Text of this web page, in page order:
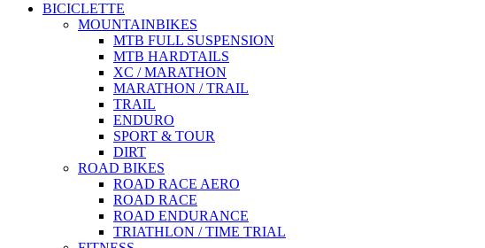
BICICLETTE
MOUNTAINBIKES
MTB FULL SUSPENSION
MTB HARDTAILS
XC / MARATHON
MARATHON / TRAIL
TRAIL
ENDURO
SPORT & TOUR
DIRT
ROAD BIKES
ROAD RACE AERO
ROAD RACE
ROAD ENDURANCE
TRIATHLON / TIME TRIAL